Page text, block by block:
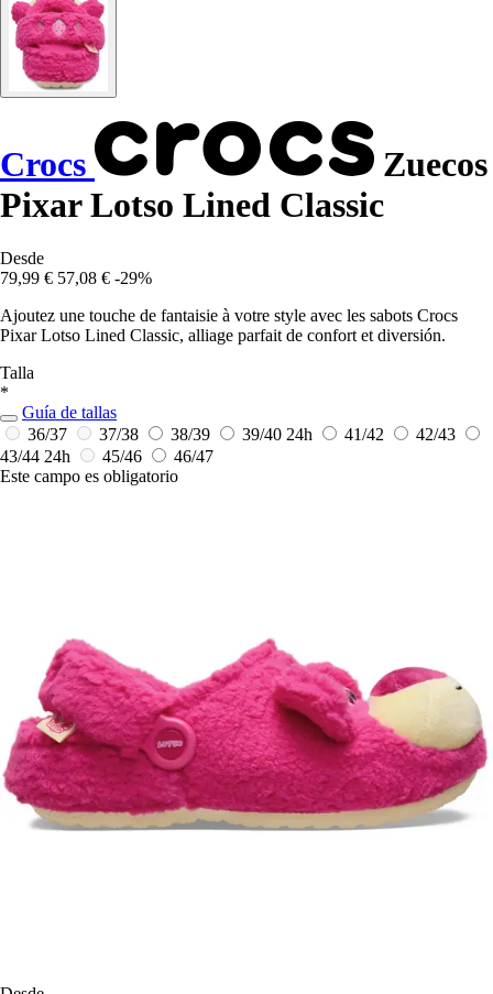
Crocs
Zuecos
Pixar Lotso Lined Classic
Desde
79,99 € 57,08 € -29%
Ajoutez une touche de fantaisie à votre style avec les sabots Crocs
Pixar Lotso Lined Classic, alliage parfait de confort et diversión.
Talla
*
Guía de tallas
36/37
37/38 38/39 39/40 24h 41/42
42/43
43/44 24h 45/46
46/47
Este campo es obligatorio